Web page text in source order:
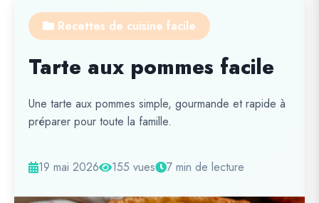
Recettes de cuisine facile
Tarte aux pommes facile
Une tarte aux pommes simple, gourmande et rapide à
préparer pour toute la famille.
19 mai 2026 155 vues 7 min de lecture